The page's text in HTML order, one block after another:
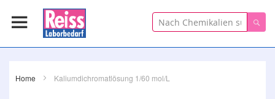
Suche
Home Kaliumdichromatlösung 1/60 mol/L